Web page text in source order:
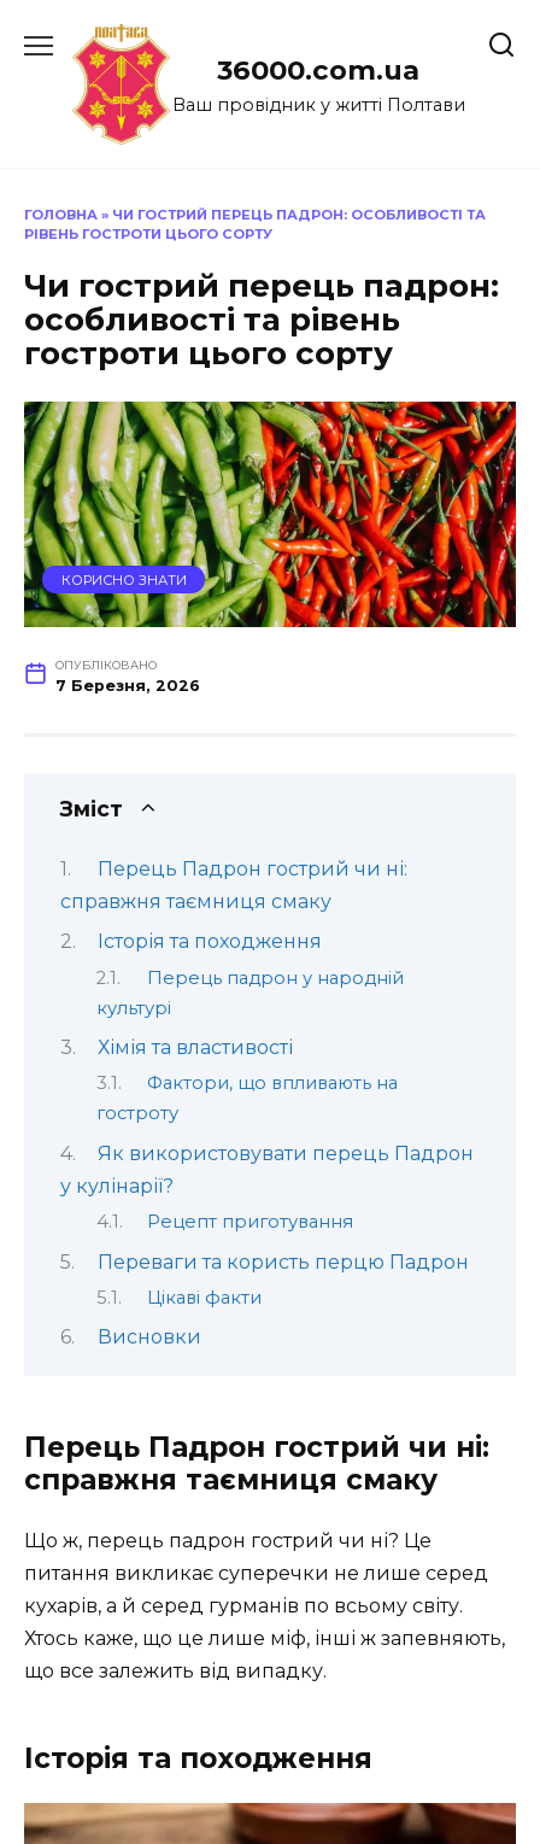
до
36000.com.ua
Ваш провідник у житті Полтави
ГОЛОВНА » ЧИ ГОСТРИЙ ПЕРЕЦЬ ПАДРОН: ОСОБЛИВОСТІ ТА
РІВЕНЬ ГОСТРОТИ ЦЬОГО СОРТУ
Чи гострий перець падрон:
особливості та рівень
гостроти цього сорту
КОРИСНО ЗНАТИ
ОПУБЛІКОВАНО
7 Березня, 2026
Зміст
Перець Падрон гострий чи ні:
справжня таємниця смаку
Історія та походження
Перець падрон у народній
культурі
Хімія та властивості
Фактори, що впливають на
гостроту
Як використовувати перець Падрон
у кулінарії?
Рецепт приготування
Переваги та користь перцю Падрон
Цікаві факти
Висновки
Перець Падрон гострий чи ні:
справжня таємниця смаку
Що ж, перець падрон гострий чи ні? Це
питання викликає суперечки не лише серед
кухарів, а й серед гурманів по всьому світу.
Хтось каже, що це лише міф, інші ж запевняють,
що все залежить від випадку.
Історія та походження